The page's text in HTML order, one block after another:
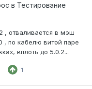
в Тестирование
, отваливается в мэш
, по кабелю витой паре
вплоть до 5.0.2...
1